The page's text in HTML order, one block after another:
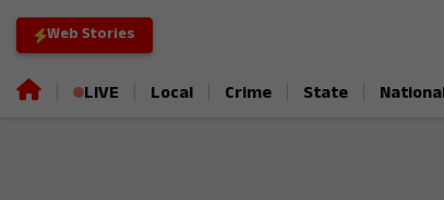
Web Stories
LIVE Local Crime State